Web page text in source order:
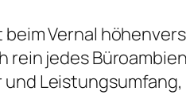
Vernal
rein jedes